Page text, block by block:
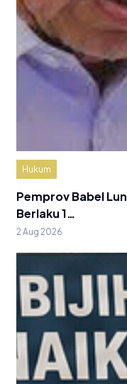
Hukum
Pemprov Babel
Berlaku 1…
2 Aug 2026